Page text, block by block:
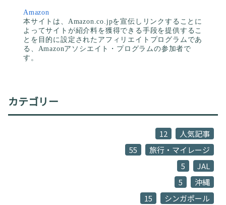
Amazon
本サイトは、Amazon.co.jpを宣伝しリンクすることに
よってサイトが紹介料を獲得できる手段を提供するこ
とを目的に設定されたアフィリエイトプログラムであ
る、Amazonアソシエイト・プログラムの参加者で
す。
カテゴリー
人気記事
12
旅行・マイレージ
55
JAL
5
沖縄
5
シンガポール
15